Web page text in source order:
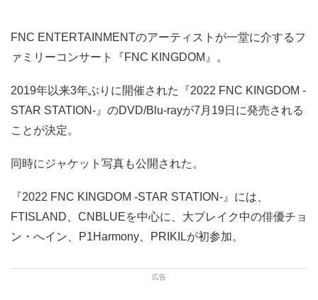
FNC ENTERTAINMENTのアーティストが一堂に介するフ
ァミリーコンサート『FNC KINGDOM』。
2019年以来3年ぶりに開催された『2022 FNC KINGDOM -
STAR STATION-』のDVD/Blu-rayが7月19日に発売される
ことが決定。
同時にジャケット写真も公開された。
『2022 FNC KINGDOM -STAR STATION-』には、
FTISLAND、CNBLUEを中心に、大ブレイク中の俳優チョ
ン・へイン、P1Harmony、PRIKILが初参加。